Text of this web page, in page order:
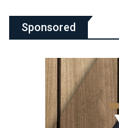
Sponsored